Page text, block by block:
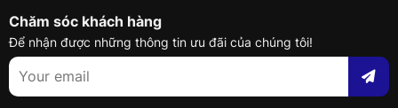
Chăm sóc khách hàng
Để nhận được những thông tin ưu đãi của chúng tôi!